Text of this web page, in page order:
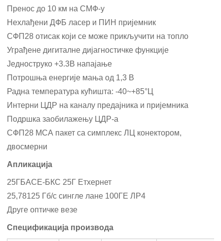
Пренос до 10 км на СМФ-у
Нехлађени ДФБ ласер и ПИН пријемник
СФП28 отисак који се може прикључити на топло
Уграђене дигиталне дијагностичке функције
Једноструко +3.3В напајање
Потрошња енергије мања од 1,3 В
Радна температура кућишта: -40~+85°Ц
Интерни ЦДР на каналу предајника и пријемника
Подршка заобилажењу ЦДР-а
СФП28 МСА пакет са симплекс ЛЦ конектором,
двосмерни
Апликација
25ГБАСЕ-БКС 25Г Етхернет
25,78125 Гб/с сингле лане 100ГЕ ЛР4
Друге оптичке везе
Спецификација производа